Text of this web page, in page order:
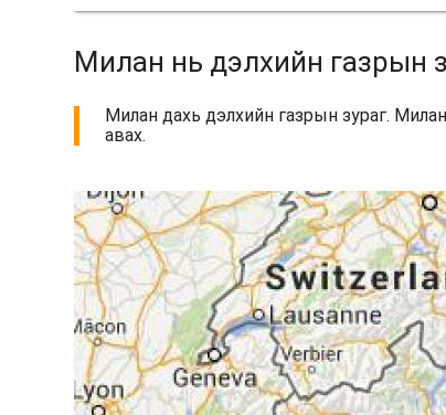
Милан нь дэлхийн газрын
Милан дахь дэлхийн газрын зураг.
авах.